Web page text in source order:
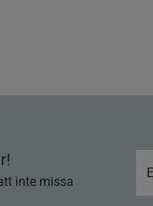
inte missa